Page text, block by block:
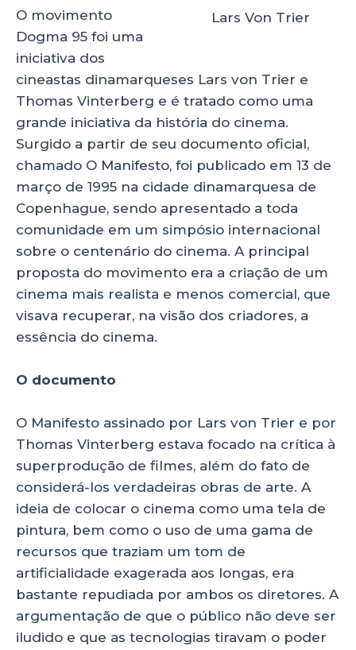
a
ts
A
p
p
c
e
o
o
k
e
n
Lars Von Trier
O movimento
Dogma 95 foi uma
iniciativa dos
cineastas dinamarqueses Lars von Trier e
Thomas Vinterberg e é tratado como uma
grande iniciativa da história do cinema.
Surgido a partir de seu documento oficial,
chamado O Manifesto, foi publicado em 13 de
março de 1995 na cidade dinamarquesa de
Copenhague, sendo apresentado a toda
comunidade em um simpósio internacional
sobre o centenário do cinema. A principal
proposta do movimento era a criação de um
cinema mais realista e menos comercial, que
visava recuperar, na visão dos criadores, a
essência do cinema.
O documento
O Manifesto assinado por Lars von Trier e por
Thomas Vinterberg estava focado na crítica à
superprodução de filmes, além do fato de
considerá-los verdadeiras obras de arte. A
ideia de colocar o cinema como uma tela de
pintura, bem como o uso de uma gama de
recursos que traziam um tom de
artificialidade exagerada aos longas, era
bastante repudiada por ambos os diretores. A
argumentação de que o público não deve ser
iludido e que as tecnologias tiravam o poder